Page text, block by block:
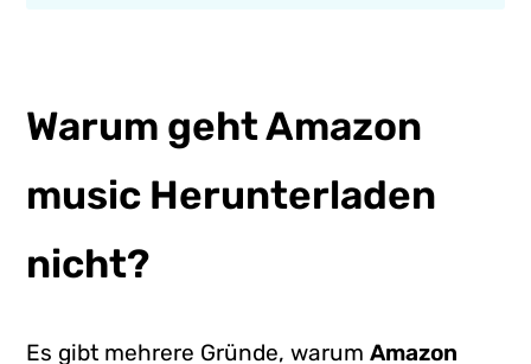
Warum geht Amazon
music Herunterladen
nicht?
Es gibt mehrere Gründe, warumAmazon